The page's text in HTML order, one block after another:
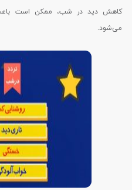
کاهش دید در شب، ممکن است باعث
می‌شود.